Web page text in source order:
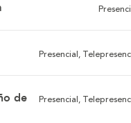
Presencial,
Presencial,
de